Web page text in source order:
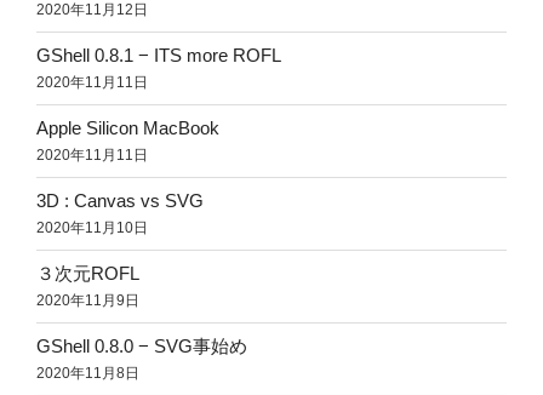
2020年11月12日
GShell 0.8.1 − ITS more ROFL
2020年11月11日
Apple Silicon MacBook
2020年11月11日
3D : Canvas vs SVG
2020年11月10日
３次元ROFL
2020年11月9日
GShell 0.8.0 − SVG事始め
2020年11月8日